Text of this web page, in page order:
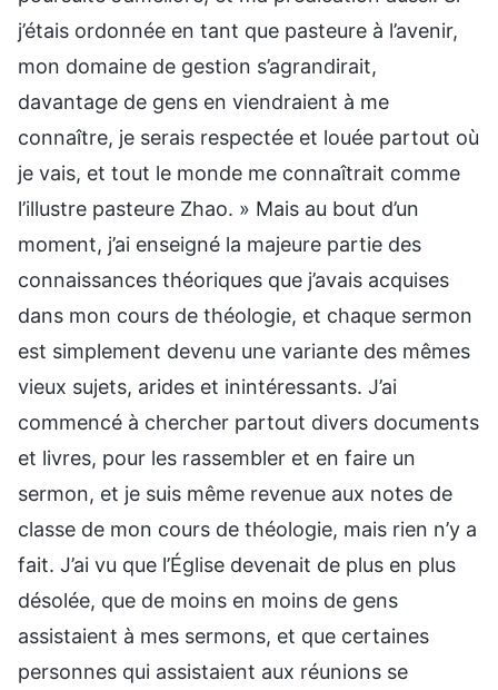
j’étais ordonnée en tant que pasteure à l’avenir,
mon domaine de gestion s’agrandirait,
davantage de gens en viendraient à me
connaître, je serais respectée et louée partout où
je vais, et tout le monde me connaîtrait comme
l’illustre pasteure Zhao. » Mais au bout d’un
moment, j’ai enseigné la majeure partie des
connaissances théoriques que j’avais acquises
dans mon cours de théologie, et chaque sermon
est simplement devenu une variante des mêmes
vieux sujets, arides et inintéressants. J’ai
commencé à chercher partout divers documents
et livres, pour les rassembler et en faire un
sermon, et je suis même revenue aux notes de
classe de mon cours de théologie, mais rien n’y a
fait. J’ai vu que l’Église devenait de plus en plus
désolée, que de moins en moins de gens
assistaient à mes sermons, et que certaines
personnes qui assistaient aux réunions se